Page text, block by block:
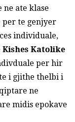
ne ate klase
te genjyer
individuale,
Kishes Katolike
per hir
i gjithe thelbi i
ne
midis epokave